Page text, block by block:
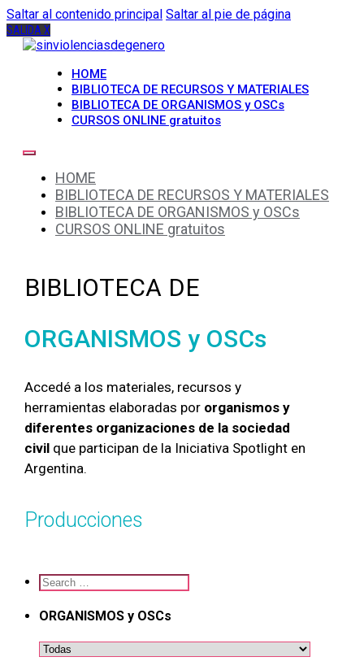
Saltar al contenido principal Saltar al pie de página
SALIDA X
HOME
BIBLIOTECA DE RECURSOS Y MATERIALES
BIBLIOTECA DE ORGANISMOS y OSCs
CURSOS ONLINE gratuitos
HOME
BIBLIOTECA DE RECURSOS Y MATERIALES
BIBLIOTECA DE ORGANISMOS y OSCs
CURSOS ONLINE gratuitos
BIBLIOTECA DE
ORGANISMOS y OSCs
Accedé a los materiales, recursos y
herramientas elaboradas por organismos y
diferentes organizaciones de la sociedad
civil que participan de la Iniciativa Spotlight en
Argentina.
Producciones
ORGANISMOS y OSCs